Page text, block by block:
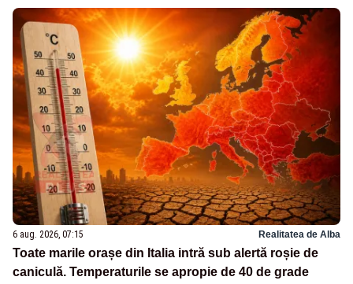
6 aug. 2026, 07:15 Realitatea de Alba
Toate marile orașe din Italia intră sub alertă roșie de
caniculă. Temperaturile se apropie de 40 de grade